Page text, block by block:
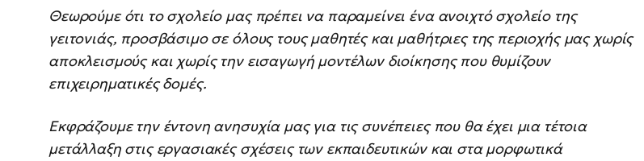
Θεωρούμε ότι το σχολείο μας πρέπει να παραμείνει ένα ανοιχτό σχολείο της
γειτονιάς, προσβάσιμο σε όλους τους μαθητές και μαθήτριες της περιοχής μας χωρίς
αποκλεισμούς και χωρίς την εισαγωγή μοντέλων διοίκησης που θυμίζουν
επιχειρηματικές δομές.
Εκφράζουμε την έντονη ανησυχία μας για τις συνέπειες που θα έχει μια τέτοια
μετάλλαξη στις εργασιακές σχέσεις των εκπαιδευτικών και στα μορφωτικά